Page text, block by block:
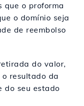
que o proforma
o domínio seja
de reembolso
do valor,
resultado da
do seu estado